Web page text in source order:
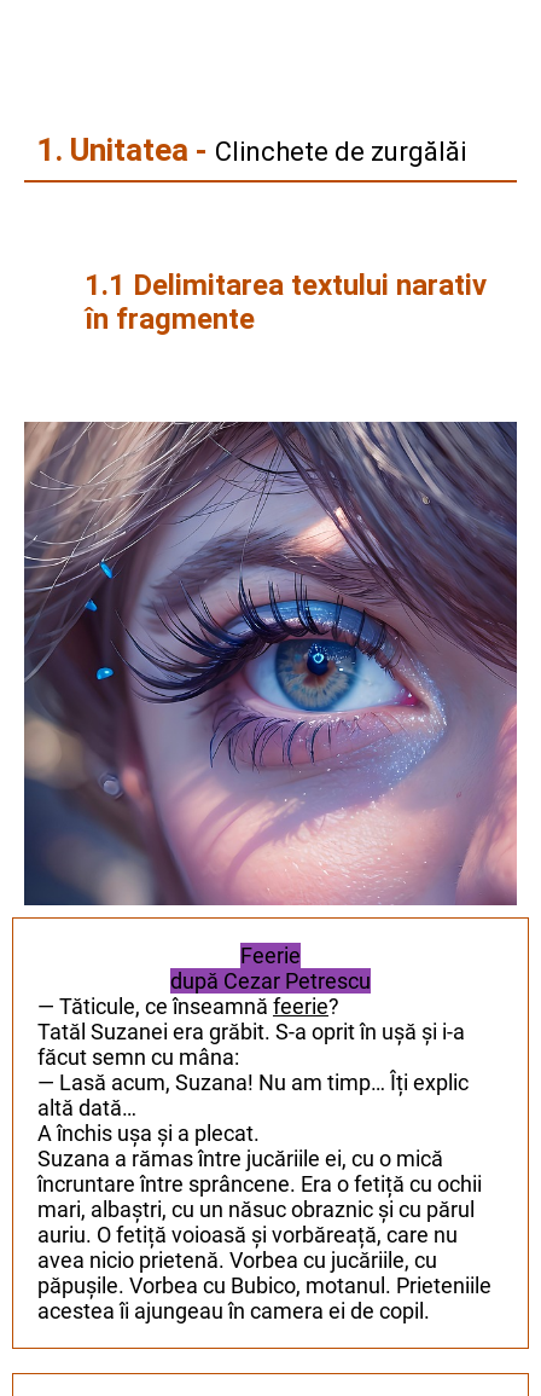
1. Unitatea - Clinchete de zurgălăi
1.1 Delimitarea textului narativ
în fragmente
Feerie
după Cezar Petrescu
— Tăticule, ce înseamnă feerie?
Tatăl Suzanei era grăbit. S-a oprit în ușă și i-a
făcut semn cu mâna:
— Lasă acum, Suzana! Nu am timp… Îți explic
altă dată…
A închis ușa și a plecat.
Suzana a rămas între jucăriile ei, cu o mică
încruntare între sprâncene. Era o fetiță cu ochii
mari, albaștri, cu un năsuc obraznic și cu părul
auriu. O fetiță voioasă și vorbăreață, care nu
avea nicio prietenă. Vorbea cu jucăriile, cu
păpușile. Vorbea cu Bubico, motanul. Prieteniile
acestea îi ajungeau în camera ei de copil.